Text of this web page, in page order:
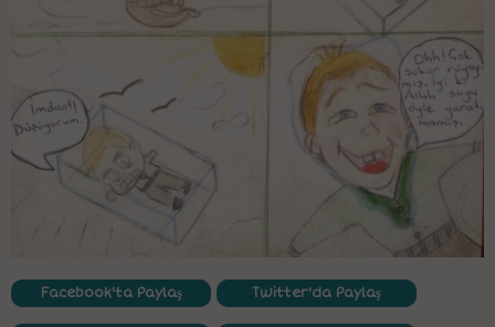
Facebook'ta Paylaş Twitter'da Paylaş